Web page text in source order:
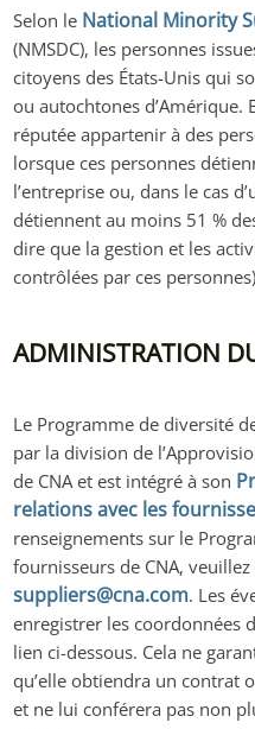
Selon le National Minority
(NMSDC), les personnes
citoyens des États-Unis qui
ou autochtones d’Amérique.
réputée appartenir à des
lorsque ces personnes
l’entreprise ou, dans le cas
détiennent au moins 51 %
dire que la gestion et les
contrôlées par ces
ADMINISTRATION
Le Programme de diversité
par la division de
de CNA et est intégré à son
relations avec les
renseignements sur le
fournisseurs de CNA,
suppliers@cna.com. Les
enregistrer les coordonnées
lien ci-dessous. Cela ne
qu’elle obtiendra un contrat
et ne lui conférera pas non